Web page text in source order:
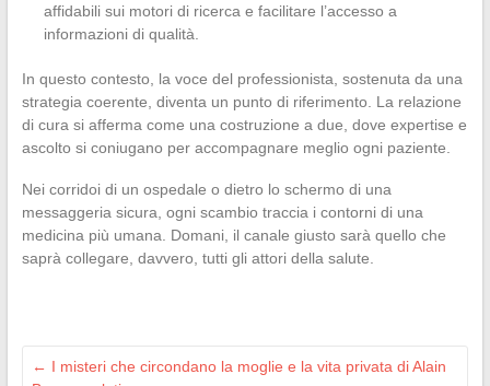
affidabili sui motori di ricerca e facilitare l’accesso a
informazioni di qualità.
In questo contesto, la voce del professionista, sostenuta da una
strategia coerente, diventa un punto di riferimento. La relazione
di cura si afferma come una costruzione a due, dove expertise e
ascolto si coniugano per accompagnare meglio ogni paziente.
Nei corridoi di un ospedale o dietro lo schermo di una
messaggeria sicura, ogni scambio traccia i contorni di una
medicina più umana. Domani, il canale giusto sarà quello che
saprà collegare, davvero, tutti gli attori della salute.
← I misteri che circondano la moglie e la vita privata di Alain